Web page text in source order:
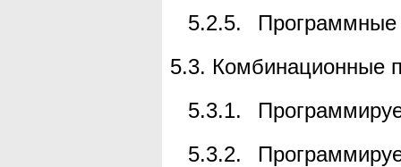
5.2.5.
Программные
5.3. Комбинационные
5.3.1.
5.3.2.